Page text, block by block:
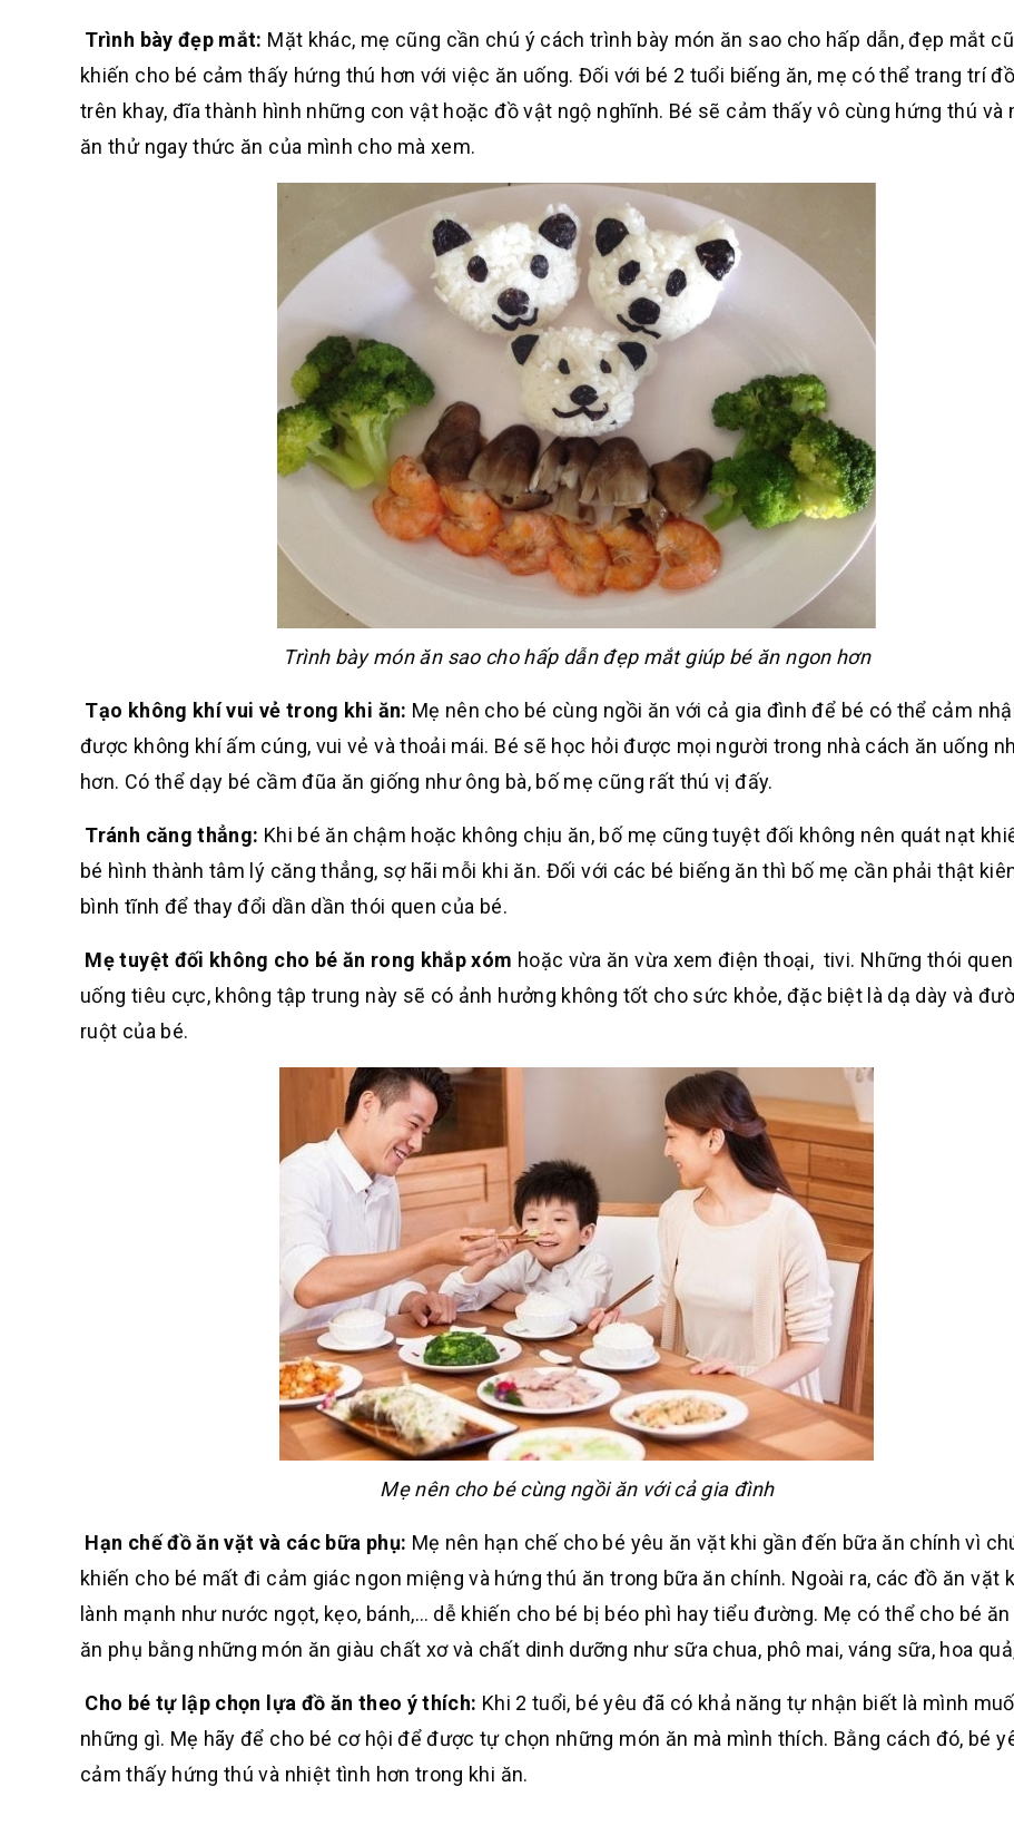
Trình bày đẹp mắt: Mặt khác, mẹ cũng cần chú ý cách trình bày món ăn sao cho hấp dẫn, đẹp mắt
khiến cho bé cảm thấy hứng thú hơn với việc ăn uống. Đối với bé 2 tuổi biếng ăn, mẹ có thể trang trí
trên khay, đĩa thành hình những con vật hoặc đồ vật ngộ nghĩnh. Bé sẽ cảm thấy vô cùng hứng thú và
ăn thử ngay thức ăn của mình cho mà xem.
Trình bày món ăn sao cho hấp dẫn đẹp mắt giúp bé ăn ngon hơn
Tạo không khí vui vẻ trong khi ăn: Mẹ nên cho bé cùng ngồi ăn với cả gia đình để bé có thể cảm
được không khí ấm cúng, vui vẻ và thoải mái. Bé sẽ học hỏi được mọi người trong nhà cách ăn uống
hơn. Có thể dạy bé cầm đũa ăn giống như ông bà, bố mẹ cũng rất thú vị đấy.
Tránh căng thẳng: Khi bé ăn chậm hoặc không chịu ăn, bố mẹ cũng tuyệt đối không nên quát nạt
bé hình thành tâm lý căng thẳng, sợ hãi mỗi khi ăn. Đối với các bé biếng ăn thì bố mẹ cần phải thật
bình tĩnh để thay đổi dần dần thói quen của bé.
Mẹ tuyệt đối không cho bé ăn rong khắp xóm hoặc vừa ăn vừa xem điện thoại, tivi. Những thói
uống tiêu cực, không tập trung này sẽ có ảnh hưởng không tốt cho sức khỏe, đặc biệt là dạ dày và
ruột của bé.
Mẹ nên cho bé cùng ngồi ăn với cả gia đình
Hạn chế đồ ăn vặt và các bữa phụ: Mẹ nên hạn chế cho bé yêu ăn vặt khi gần đến bữa ăn chính vì
khiến cho bé mất đi cảm giác ngon miệng và hứng thú ăn trong bữa ăn chính. Ngoài ra, các đồ ăn vặt
lành mạnh như nước ngọt, kẹo, bánh,… dễ khiến cho bé bị béo phì hay tiểu đường. Mẹ có thể cho bé ăn
ăn phụ bằng những món ăn giàu chất xơ và chất dinh dưỡng như sữa chua, phô mai, váng sữa, hoa
Cho bé tự lập chọn lựa đồ ăn theo ý thích: Khi 2 tuổi, bé yêu đã có khả năng tự nhận biết là mình
những gì. Mẹ hãy để cho bé cơ hội để được tự chọn những món ăn mà mình thích. Bằng cách đó, bé
cảm thấy hứng thú và nhiệt tình hơn trong khi ăn.